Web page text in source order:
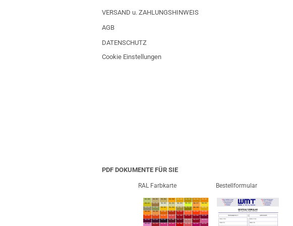
VERSAND u. ZAHLUNGSHINWEIS
AGB
DATENSCHUTZ
Cookie Einstellungen
PDF DOKUMENTE FÜR SIE
RAL Farbkarte Bestellformular